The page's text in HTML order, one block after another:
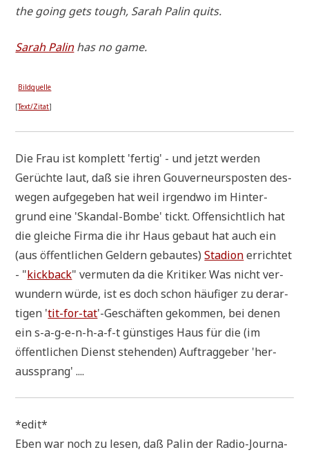
the going gets tough, Sarah Palin quits.
Sarah Palinhas no game.
Bild­quel­le
[Text/Zitat]
Die Frau ist kom­plett 'fer­tig' - und jetzt wer­den
Gerüch­te laut, daß sie ihren Gou­ver­neurs­po­sten des­
we­gen auf­ge­ge­ben hat weil irgend­wo im Hin­ter­
grund eine 'Skan­dal-Bom­be' tickt. Offen­sicht­lich hat
die glei­che Fir­ma die ihr Haus gebaut hat auch ein
(aus öffent­li­chen Gel­dern gebau­tes)Sta­di­onerrich­tet
- "kick­back" ver­mu­ten da die Kri­ti­ker. Was nicht ver­
wun­dern wür­de, ist es doch schon häu­fi­ger zu der­ar­
ti­gen 'tit-for-tat'-Geschäf­ten gekom­men, bei denen
ein s-a-g-e-n-h-a-f-t gün­sti­ges Haus für die (im
öffent­li­chen Dienst ste­hen­den) Auf­trag­ge­ber 'her­
aus­sprang' ....
*edit*
Eben war noch zu lesen, daß Palin der Radio-Jour­na­